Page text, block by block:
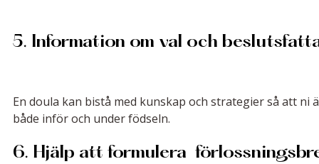
5. Information om val och
En doula kan bistå med kunskap och strategier så att
både inför och under födseln.
6. Hjälp att formulera